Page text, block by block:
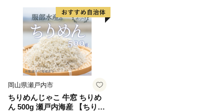
岡山県瀬戸内市
ちりめんじゃこ 牛窓 ちりめ
ん 500g 瀬戸内海産 【ちりめ